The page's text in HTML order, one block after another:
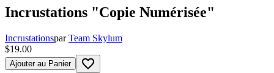
Incrustations "Copie Numérisée"
Incrustationspar Team Skylum
$19.00
Ajouter au Panier favorite_border